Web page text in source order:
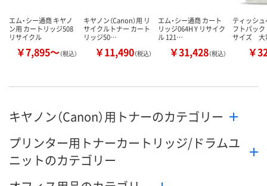
エム・シー通商 キヤノ
ン用 カートリッジ508
リサイクル
￥7,895～（税込）
キヤノン（Canon）用 リ
サイクルトナー カート
リッジ50…
￥11,490（税込）
エム・シー通商 カート
リッジ064H Y リサイク
ル 121…
￥31,428（税込）
ティッシ
フトパッ
サイズ
￥
キヤノン（Canon）用トナーのカテゴリー
プリンター用トナーカートリッジ/ドラムユ
ニットのカテゴリー